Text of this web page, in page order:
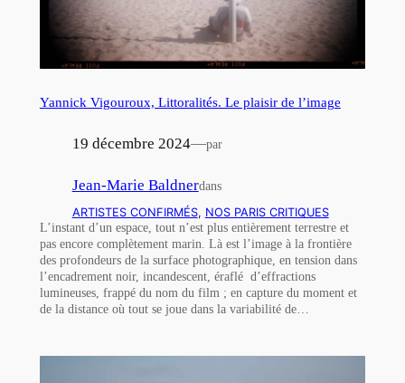
Yannick Vigouroux, Littoralités. Le plaisir de l’image
19 décembre 2024—par
Jean-Marie Baldnerdans
ARTISTES CONFIRMÉS, NOS PARIS CRITIQUES
L’instant d’un espace, tout n’est plus entièrement terrestre et
pas encore complètement marin. Là est l’image à la frontière
des profondeurs de la surface photographique, en tension dans
l’encadrement noir, incandescent, éraflé d’effractions
lumineuses, frappé du nom du film ; en capture du moment et
de la distance où tout se joue dans la variabilité de…